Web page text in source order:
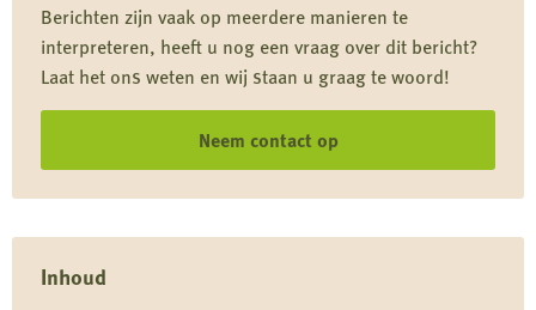
Berichten zijn vaak op meerdere manieren te
interpreteren, heeft u nog een vraag over dit bericht?
Laat het ons weten en wij staan u graag te woord!
Neem contact op
Inhoud
populatiebeheer
exoten
dieren